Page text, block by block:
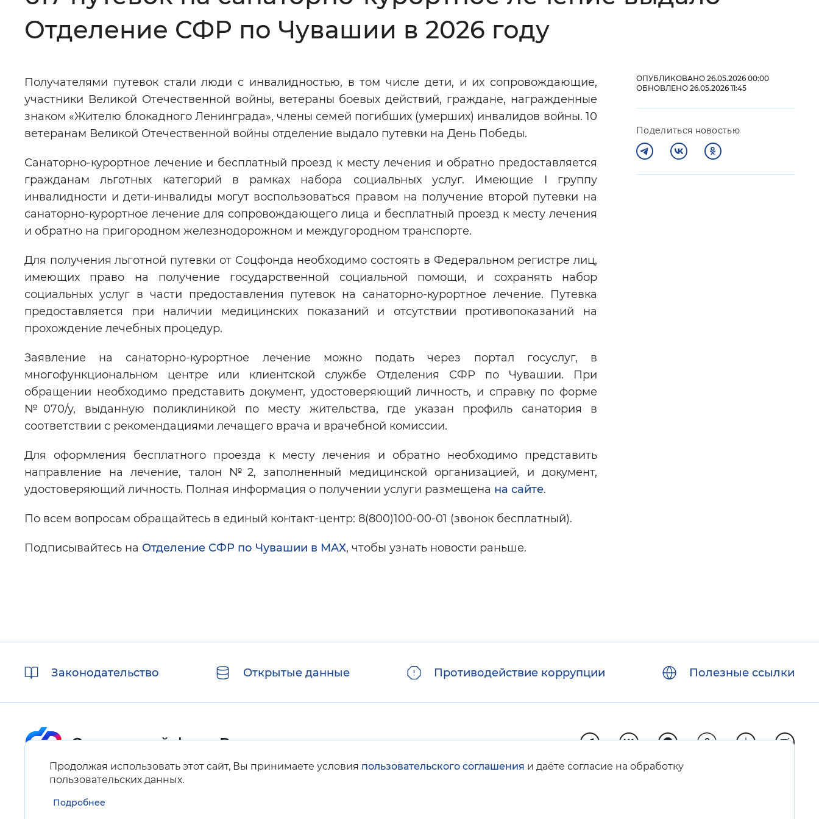
Цвет сайта: Монохромный Инверсивный монохромный Синий фон
Изображения: Включены Выключены
Звуковой ассистент: Воспроизвести Остановить Повторить
Вернуть стандартные настройки
Отделение СФР по Чувашии в 2026 году
Получателями путевок стали люди с инвалидностью, в том числе дети, и их сопровождающие,
участники Великой Отечественной войны, ветераны боевых действий, граждане, награжденные
знаком «Жителю блокадного Ленинграда», члены семей погибших (умерших) инвалидов войны. 10
ветеранам Великой Отечественной войны отделение выдало путевки на День Победы.
Санаторно-курортное лечение и бесплатный проезд к месту лечения и обратно предоставляется
гражданам льготных категорий в рамках набора социальных услуг. Имеющие I группу
инвалидности и дети-инвалиды могут воспользоваться правом на получение второй путевки на
санаторно-курортное лечение для сопровождающего лица и бесплатный проезд к месту лечения
и обратно на пригородном железнодорожном и междугородном транспорте.
Для получения льготной путевки от Соцфонда необходимо состоять в Федеральном регистре лиц,
имеющих право на получение государственной социальной помощи, и сохранять набор
социальных услуг в части предоставления путевок на санаторно-курортное лечение. Путевка
предоставляется при наличии медицинских показаний и отсутствии противопоказаний на
прохождение лечебных процедур.
Заявление на санаторно-курортное лечение можно подать через портал госуслуг, в
многофункциональном центре или клиентской службе Отделения СФР по Чувашии. При
обращении необходимо представить документ, удостоверяющий личность, и справку по форме
№070/у, выданную поликлиникой по месту жительства, где указан профиль санатория в
соответствии с рекомендациями лечащего врача и врачебной комиссии.
Для оформления бесплатного проезда к месту лечения и обратно необходимо представить
направление на лечение, талон №2, заполненный медицинской организацией, и документ,
удостоверяющий личность. Полная информация о получении услуги размещена на сайте.
По всем вопросам обращайтесь в единый контакт-центр: 8(800)100-00-01 (звонок бесплатный).
Подписывайтесь на Отделение СФР по Чувашии в MAХ, чтобы узнать новости раньше.
ОПУБЛИКОВАНО 26.05.2026 00:00
ОБНОВЛЕНО 26.05.2026 11:45
Поделиться новостью
Продолжая использовать этот сайт, Вы принимаете условия пользовательского соглашения и даёте согласие на обработку
пользовательских данных.
Подробнее
ссылкиЗаконодательство Открытые данные Противодействие коррупции Полезные ссылки
Карта сайта
Нашли ошибку на сайте?